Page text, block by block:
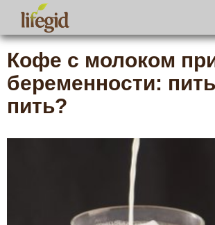
Кофе с молоком
беременности:
пить?